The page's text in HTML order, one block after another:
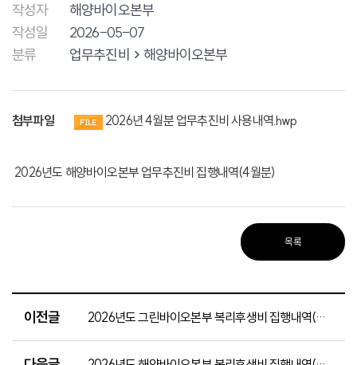
작성자
해양바이오본부
작성일
2026-05-07
분류
업무추진비 해양바이오본부
첨부파일 2026년 4월분 업무추진비 사용내역.hwp
2026년도 해양바이오본부 업무추진비 집행내역(4월분)
목록
이전글 2026년도 그린바이오본부 복리후생비 집행내역(4월분)